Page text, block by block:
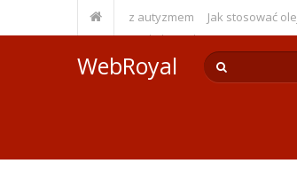
z osobami z autyzmem Jak stosować oleje CBD?
konserwacja i serwis
WebRoyal